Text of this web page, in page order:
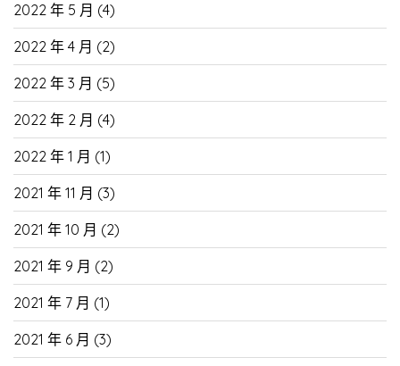
2022 年 5 月 (4)
2022 年 4 月 (2)
2022 年 3 月 (5)
2022 年 2 月 (4)
2022 年 1 月 (1)
2021 年 11 月 (3)
2021 年 10 月 (2)
2021 年 9 月 (2)
2021 年 7 月 (1)
2021 年 6 月 (3)